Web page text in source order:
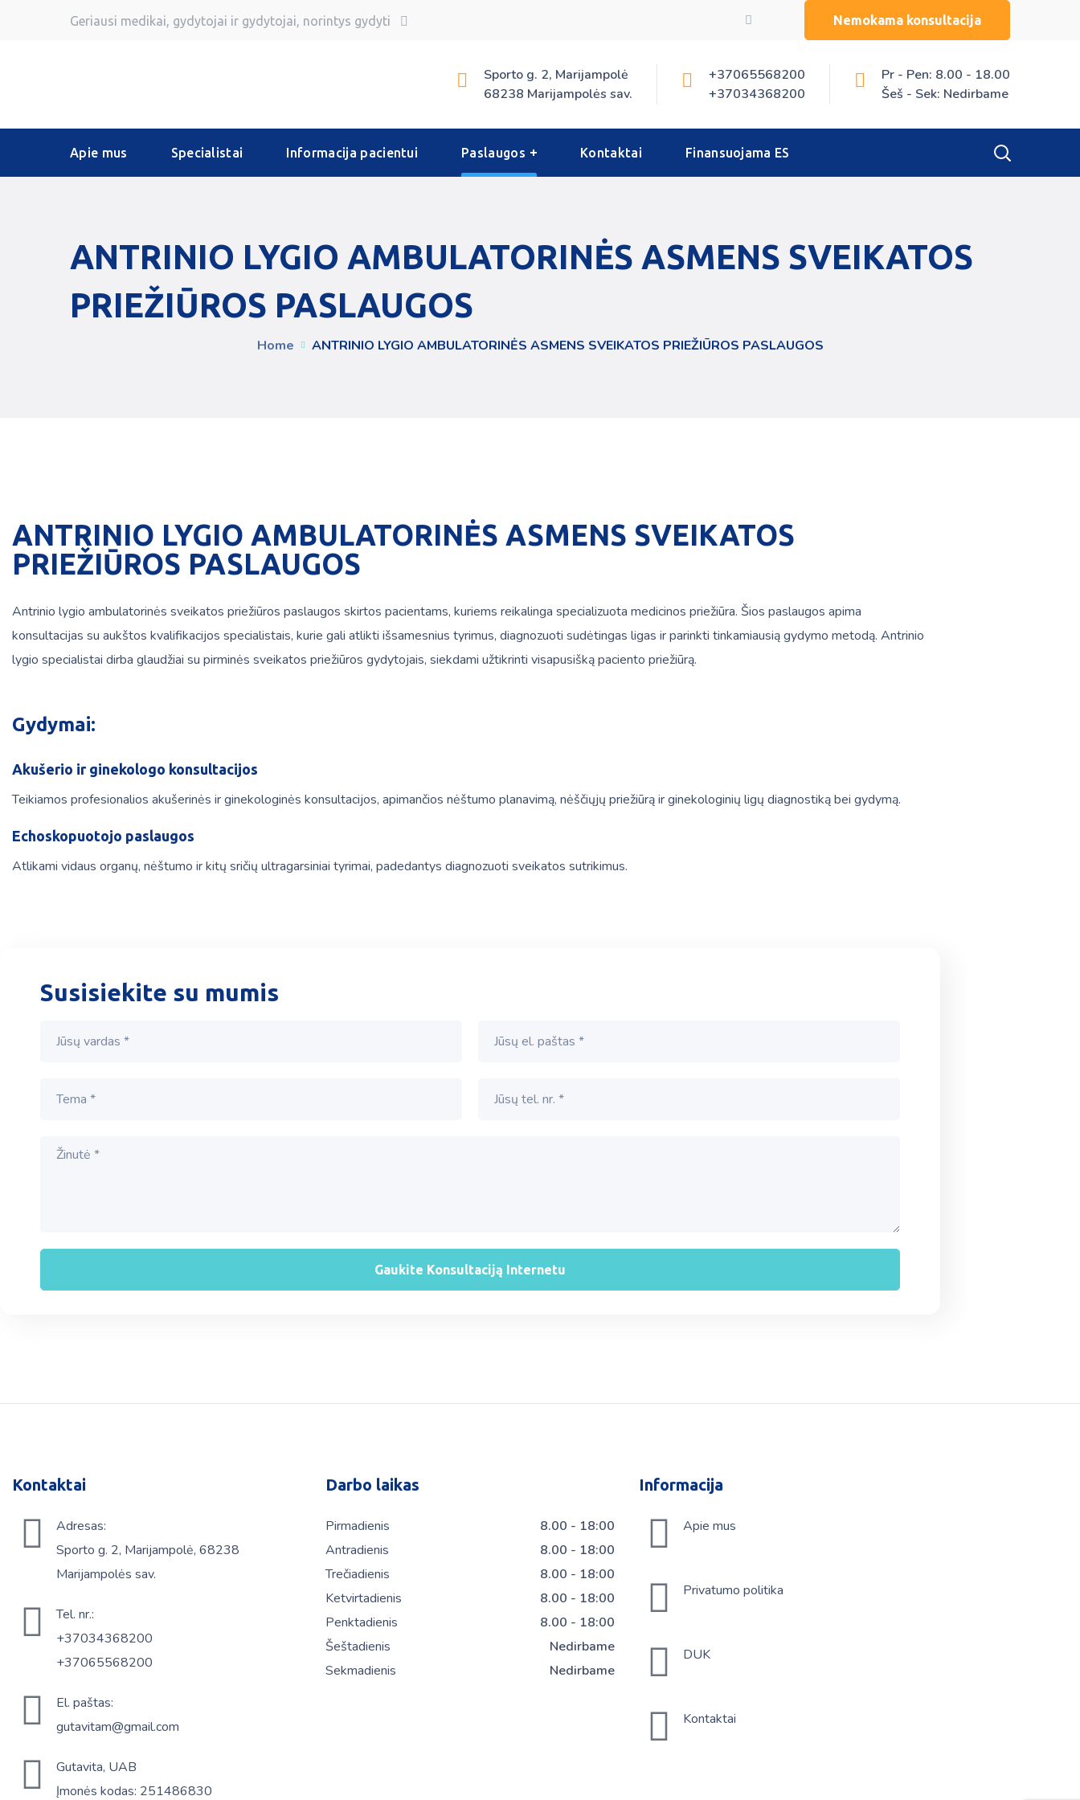
Geriausi medikai, gydytojai ir gydytojai, norintys gydyti Nemokama konsultacija
Sporto g. 2, Marijampolė
68238 Marijampolės sav.
+37065568200
+37034368200
Pr - Pen: 8.00 - 18.00
Šeš - Sek: Nedirbame
Apie mus Specialistai Informacija pacientui Paslaugos Kontaktai Finansuojama ES
ANTRINIO LYGIO AMBULATORINĖS ASMENS SVEIKATOS
PRIEŽIŪROS PASLAUGOS
Home ANTRINIO LYGIO AMBULATORINĖS ASMENS SVEIKATOS PRIEŽIŪROS PASLAUGOS
ANTRINIO LYGIO AMBULATORINĖS ASMENS SVEIKATOS
PRIEŽIŪROS PASLAUGOS
Antrinio lygio ambulatorinės sveikatos priežiūros paslaugos skirtos pacientams, kuriems reikalinga specializuota medicinos priežiūra. Šios paslaugos apima
konsultacijas su aukštos kvalifikacijos specialistais, kurie gali atlikti išsamesnius tyrimus, diagnozuoti sudėtingas ligas ir parinkti tinkamiausią gydymo metodą. Antrinio
lygio specialistai dirba glaudžiai su pirminės sveikatos priežiūros gydytojais, siekdami užtikrinti visapusišką paciento priežiūrą.
Gydymai:
Akušerio ir ginekologo konsultacijos
Teikiamos profesionalios akušerinės ir ginekologinės konsultacijos, apimančios nėštumo planavimą, nėščiųjų priežiūrą ir ginekologinių ligų diagnostiką bei gydymą.
Echoskopuotojo paslaugos
Atlikami vidaus organų, nėštumo ir kitų sričių ultragarsiniai tyrimai, padedantys diagnozuoti sveikatos sutrikimus.
Susisiekite su mumis
Kontaktai
Adresas:
Sporto g. 2, Marijampolė, 68238
Marijampolės sav.
Tel. nr.:
+37034368200
+37065568200
El. paštas:
gutavitam@gmail.com
Gutavita, UAB
Įmonės kodas: 251486830
Darbo laikas
Pirmadienis
8.00 - 18:00
Antradienis
8.00 - 18:00
Trečiadienis
8.00 - 18:00
Ketvirtadienis
8.00 - 18:00
Penktadienis
8.00 - 18:00
Šeštadienis
Nedirbame
Sekmadienis
Nedirbame
Informacija
Apie mus
Privatumo politika
DUK
Kontaktai